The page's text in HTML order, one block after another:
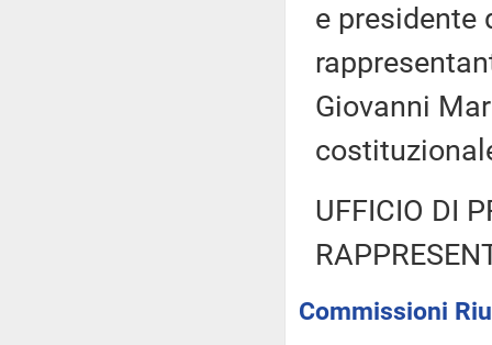
e presidente
Giovanni
UFFICIO DI
Commissioni